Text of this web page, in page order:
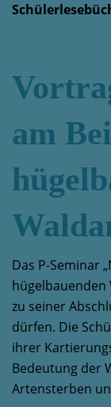
am
Das P-Seminar
hügelbauenden
zu seiner
dürfen. Die
ihrer
Bedeutung der
Artensterben